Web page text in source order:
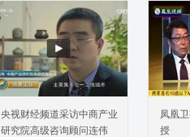
央视财经频道采访中商产业
研究院高级咨询顾问连伟
凤凰
授
第一章
第一
第二
第三
第二